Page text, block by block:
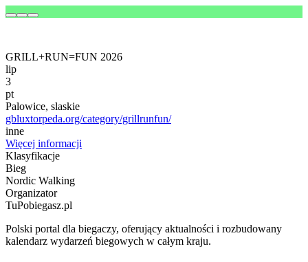
GRILL+RUN=FUN 2026
lip
3
pt
Palowice, slaskie
gbluxtorpeda.org/category/grillrunfun/
inne
Więcej informacji
Klasyfikacje
Bieg
Nordic Walking
Organizator
TuPobiegasz.pl
Polski portal dla biegaczy, oferujący aktualności i rozbudowany
kalendarz wydarzeń biegowych w całym kraju.